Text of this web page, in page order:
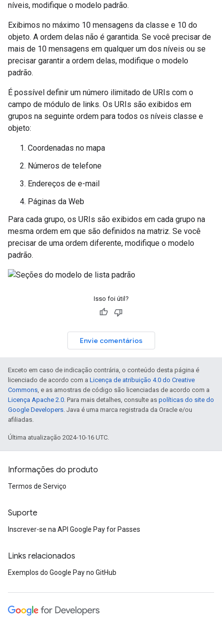
níveis, modifique o modelo padrão.
Exibimos no máximo 10 mensagens da classe e 10 do
objeto. A ordem delas não é garantida. Se você precisar de
mais de 10 mensagens em qualquer um dos níveis ou se
precisar garantir a ordem delas, modifique o modelo
padrão.
É possível definir um número ilimitado de URIs com o
campo de módulo de links. Os URIs são exibidos em
grupos na seguinte ordem para todos os níveis classe e
objeto:
Coordenadas no mapa
Números de telefone
Endereços de e-mail
Páginas da Web
Para cada grupo, os URIs são exibidos em cada grupo na
mesma ordem em que são definidos na matriz. Se você
precisar de uma ordem diferente, modifique o modelo
padrão.
Isso foi útil?
Envie comentários
Exceto em caso de indicação contrária, o conteúdo desta página é
licenciado de acordo com a Licença de atribuição 4.0 do Creative
Commons, e as amostras de código são licenciadas de acordo com a
Licença Apache 2.0. Para mais detalhes, consulte as políticas do site do
Google Developers. Java é uma marca registrada da Oracle e/ou
afiliadas.
Última atualização 2024-10-16 UTC.
Informações do produto
Termos de Serviço
Suporte
Inscrever-se na API Google Pay for Passes
Links relacionados
Exemplos do Google Pay no GitHub